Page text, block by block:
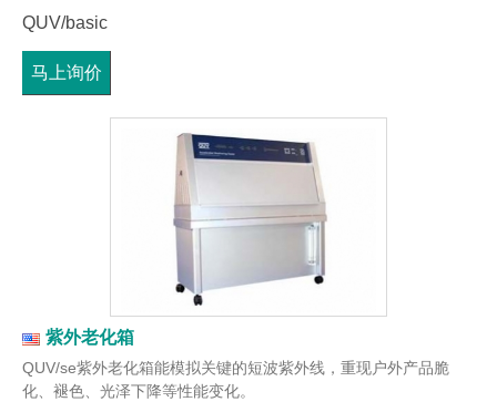
QUV/basic
马上询价
紫外老化箱
QUV/se紫外老化箱能模拟关键的短波紫外线，重现户外产品脆
化、褪色、光泽下降等性能变化。